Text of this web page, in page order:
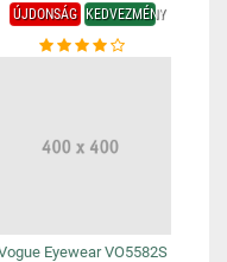
ÚJDONSÁG KEDVEZMÉNY
Eyewear VO5582S